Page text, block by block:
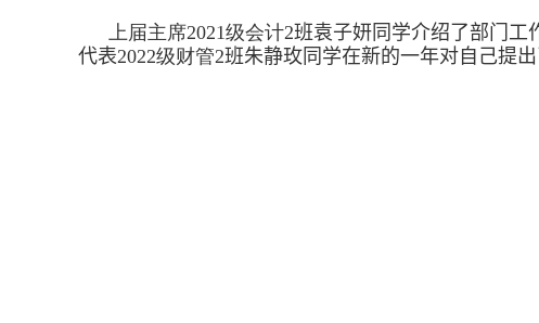
上届主席2021级会计2班袁子妍同学介绍了部门工
代表2022级财管2班朱静玫同学在新的一年对自己提出